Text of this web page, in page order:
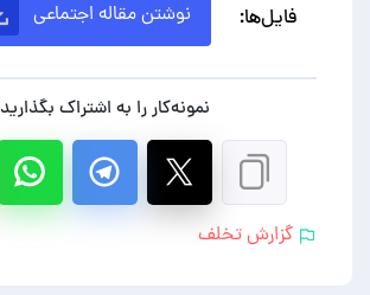
فایل‌ها: نوشتن مقاله اجتماعی
نمونه‌کار را به اشتراک بگذارید
گزارش تخلف